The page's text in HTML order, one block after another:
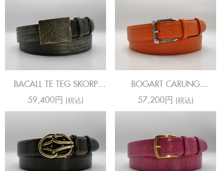
BACALL TE TEG SKORP
STEEL
59,400円 (税込)
BOGART CARUNG
TANGERINE DREAM
57,200円 (税込)